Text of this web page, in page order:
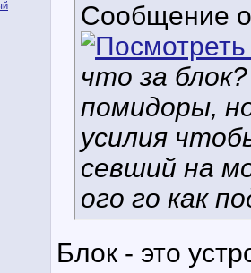
Сообщение
что за
помидоры,
усилия
севший на
ого го как
Блок - это